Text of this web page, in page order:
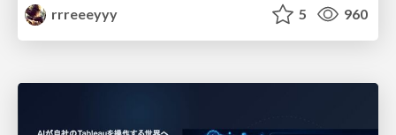
rrreeeyyy
5 960